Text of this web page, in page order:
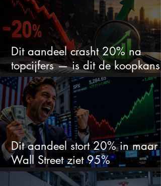
Dit aandeel crasht 20% na
topcijfers — is dit de koopkans
waar beleggers op wachtten?
Dit aandeel stort 20% in maar
Wall Street ziet 95%
koerspotentieel